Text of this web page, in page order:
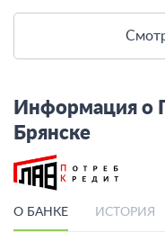
Информация о
Брянске
О БАНКЕ ИСТОРИЯ